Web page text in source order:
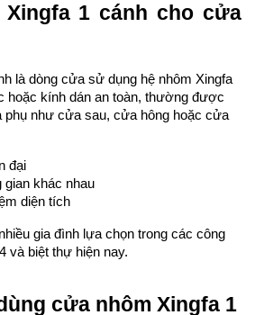
Xingfa 1 cánh cho cửa
là dòng cửa sử dụng hệ nhôm Xingfa
hoặc kính dán an toàn, thường được
phụ như cửa sau, cửa hông hoặc cửa
đại
gian khác nhau
diện tích
gia đình lựa chọn trong các công
và biệt thự hiện nay.
cửa nhôm Xingfa 1